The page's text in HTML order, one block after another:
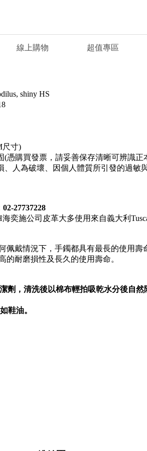
線上購物 超值專區
shiny HS
尺寸)
(憑購買發票，請妥善保存清晰可辨識正
、人為破壞、因個人體質所引發的過敏
27737228
奕施公司皮革大多使用來自義大利
戴情況下，手鐲都具有最長的使用
耐磨損性及長久的使用壽命。
劑，清洗後以棉布輕拍吸乾水分後自
鞋油。